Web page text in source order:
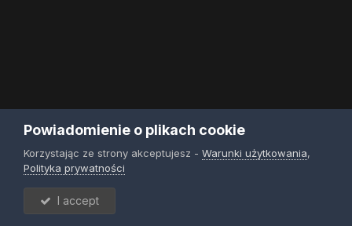
Powiadomienie o plikach cookie
Korzystając ze strony akceptujesz - Warunki użytkowania,
Polityka prywatności
I accept